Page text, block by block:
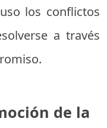
los conflictos
a través
de la